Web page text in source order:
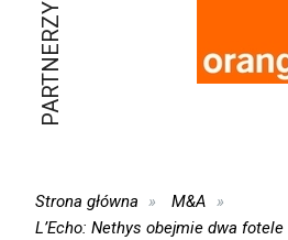
PARTNERZY
Strona główna
M&A
L’Echo: Nethys obejmie dwa